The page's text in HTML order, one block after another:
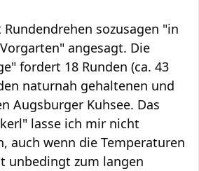
sozusagen "in
angesagt. Die
fordert 18 Runden (ca. 43
naturnah gehaltenen und
Augsburger Kuhsee. Das
lasse ich mir nicht
auch wenn die Temperaturen
unbedingt zum langen